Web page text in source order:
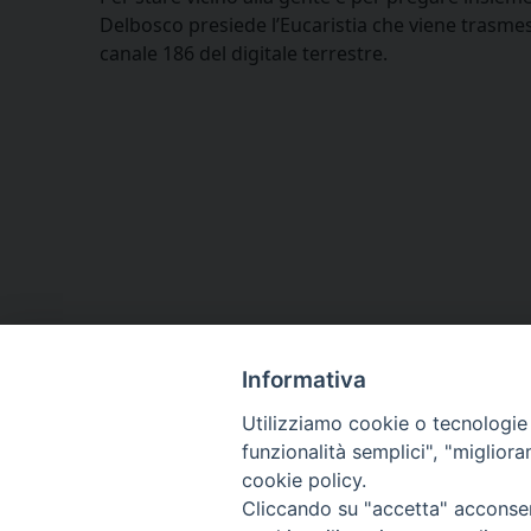
Delbosco presiede l’Eucaristia che viene
canale 186 del digitale terrestre.
Informativa
Utilizziamo cookie o
funzionalità semplici",
cookie policy.
Cliccando su "accetta"